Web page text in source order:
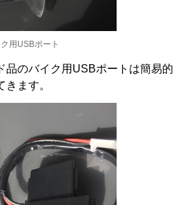
用USBポート
品のバイク用USBポートは簡易的
ます。